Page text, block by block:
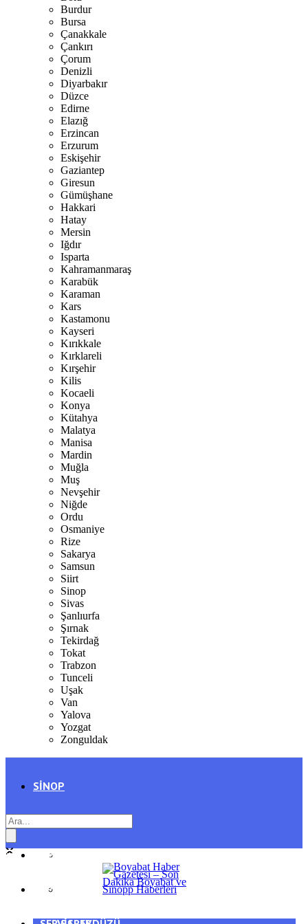
Burdur
Bursa
Çanakkale
Çankırı
Çorum
Denizli
Diyarbakır
Düzce
Edirne
Elazığ
Erzincan
Erzurum
Eskişehir
Gaziantep
Giresun
Gümüşhane
Hakkari
Hatay
Mersin
Iğdır
Isparta
Kahramanmaraş
Karabük
Karaman
Kars
Kastamonu
Kayseri
Kırıkkale
Kırklareli
Kırşehir
Kilis
Kocaeli
Konya
Kütahya
Malatya
Manisa
Mardin
Muğla
Muş
Nevşehir
Niğde
Ordu
Osmaniye
Rize
Sakarya
Samsun
Siirt
Sinop
Sivas
Şanlıurfa
Şırnak
Tekirdağ
Tokat
Trabzon
Tunceli
Uşak
Van
Yalova
Yozgat
Zonguldak
SINOP
AYANCIK
GENEL
SPOR